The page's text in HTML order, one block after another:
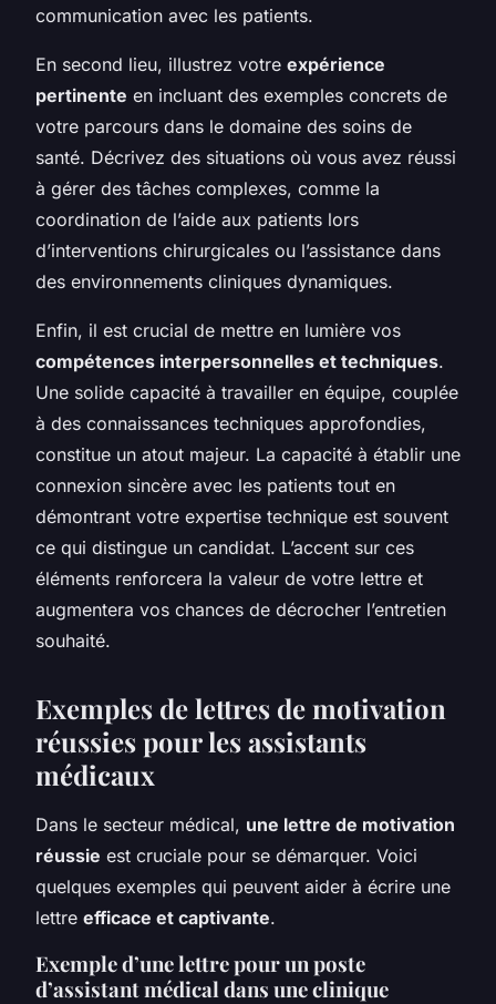
communication avec les patients.
En second lieu, illustrez votre expérience
pertinente en incluant des exemples concrets de
votre parcours dans le domaine des soins de
santé. Décrivez des situations où vous avez réussi
à gérer des tâches complexes, comme la
coordination de l’aide aux patients lors
d’interventions chirurgicales ou l’assistance dans
des environnements cliniques dynamiques.
Enfin, il est crucial de mettre en lumière vos
compétences interpersonnelles et techniques.
Une solide capacité à travailler en équipe, couplée
à des connaissances techniques approfondies,
constitue un atout majeur. La capacité à établir une
connexion sincère avec les patients tout en
démontrant votre expertise technique est souvent
ce qui distingue un candidat. L’accent sur ces
éléments renforcera la valeur de votre lettre et
augmentera vos chances de décrocher l’entretien
souhaité.
Exemples de lettres de motivation
réussies pour les assistants
médicaux
Dans le secteur médical, une lettre de motivation
réussie est cruciale pour se démarquer. Voici
quelques exemples qui peuvent aider à écrire une
lettre efficace et captivante.
Exemple d’une lettre pour un poste
d’assistant médical dans une clinique